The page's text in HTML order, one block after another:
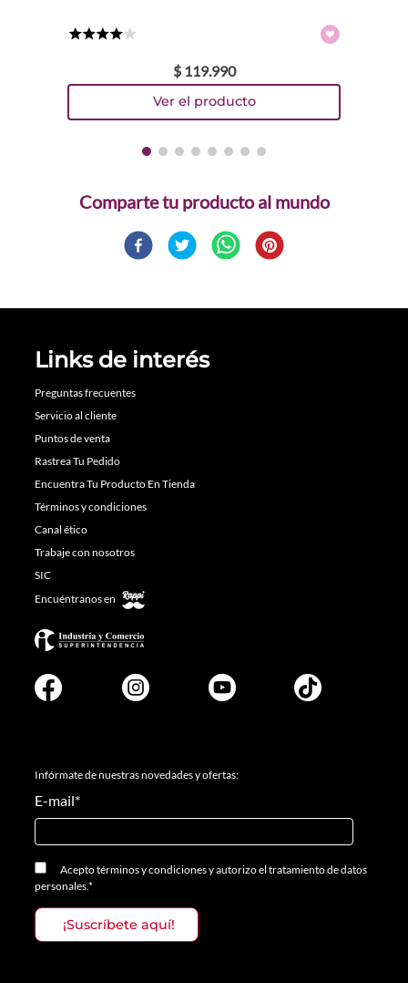
$ 119.990
Comparte
Links de interés
Preguntas frecuentes
Servicio al cliente
Puntos de venta
Rastrea Tu Pedido
Encuentra Tu Producto En Tienda
Términos y condiciones
Canal ético
Trabaje con nosotros
SIC
Encuéntranos en
Infórmate de nuestras novedades y ofertas:
E-mail*
Aceptotérminos y condicionesyautorizo el tratamiento de datos
personales.*